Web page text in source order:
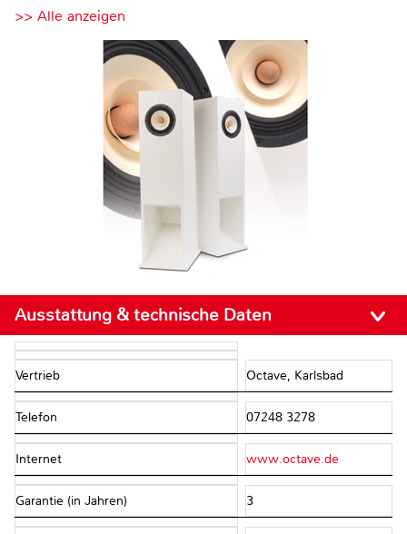
>> Alle anzeigen
Ausstattung & technische Daten
Vertrieb Octave, Karlsbad
Telefon 07248 3278
Internet www.octave.de
Garantie (in Jahren) 3